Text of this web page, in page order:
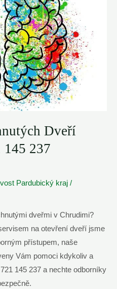
Dveří
237
Pardubický kraj /
dveřmi v Chrudimi?
na otevření dveří jsme
přístupem, naše
Vám pomoci kdykoliv a
145 237 a nechte odborníky